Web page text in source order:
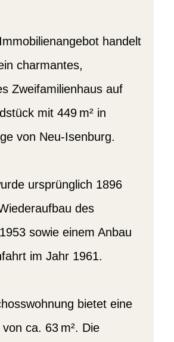
handelt
charmantes,
Zweifamilienhaus auf
mit 449 m² in
von Neu-Isenburg.
ursprünglich 1896
des
sowie einem Anbau
im Jahr 1961.
bietet eine
ca. 63 m². Die